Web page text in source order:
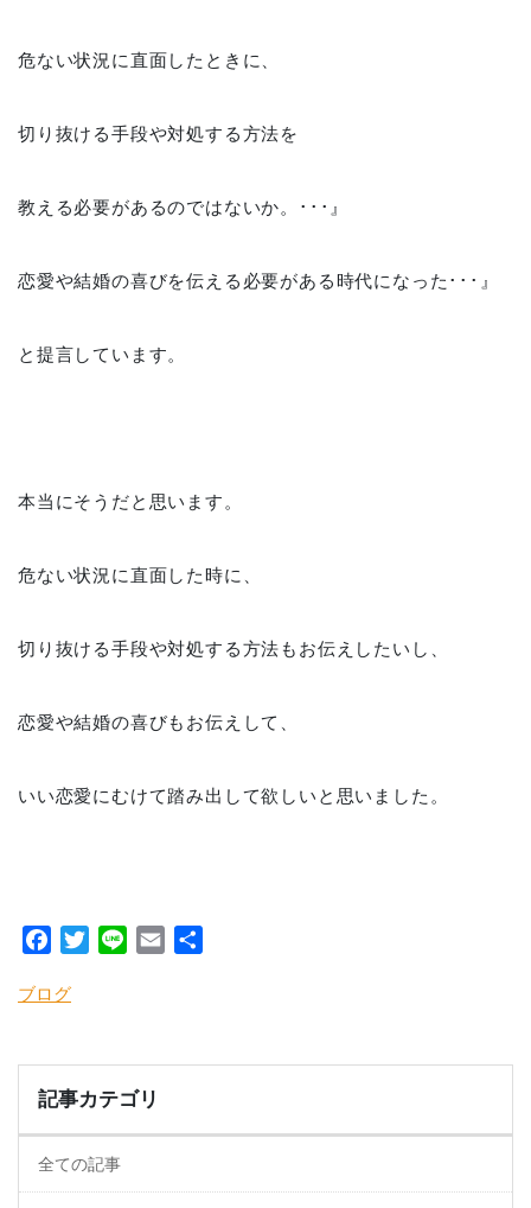
危ない状況に直面したときに、
切り抜ける手段や対処する方法を
教える必要があるのではないか。･･･』
恋愛や結婚の喜びを伝える必要がある時代になった･･･』
と提言しています。
本当にそうだと思います。
危ない状況に直面した時に、
切り抜ける手段や対処する方法もお伝えしたいし、
恋愛や結婚の喜びもお伝えして、
いい恋愛にむけて踏み出して欲しいと思いました。
Facebook
TwitterLine Email
ブログ
記事カテゴリ
全ての記事